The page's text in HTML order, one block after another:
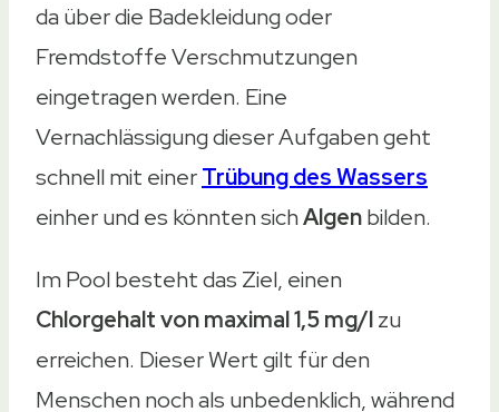
da über die Badekleidung oder
Fremdstoffe Verschmutzungen
eingetragen werden. Eine
Vernachlässigung dieser Aufgaben geht
schnell mit einerTrübung des Wassers
einher und es könnten sichAlgenbilden.
Im Pool besteht das Ziel, einen
Chlorgehalt von maximal 1,5 mg/lzu
erreichen. Dieser Wert gilt für den
Menschen noch als unbedenklich, während